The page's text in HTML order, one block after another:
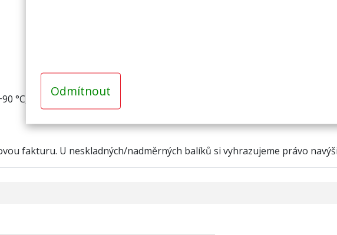
Odmítnout
°C,
fakturu. U neskladných/nadměrných balíků si vyhrazujeme právo